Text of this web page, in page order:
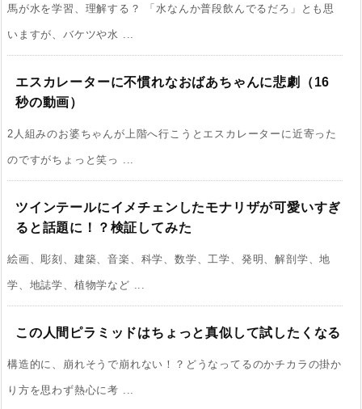
馬が水を学習、理解する？ 「水なんか普段飲んでるだろ」とも思
いますが、バケツや水 ...
エスカレーターに不慣れなおばあちゃんに悲劇（16
秒の動画）
2人組みのお婆ちゃんが上階へ行こうとエスカレーターに近寄った
のですがちょっと笑っ ...
ツインテールにイメチェンしたモナリザが可愛いすぎ
ると話題に！？検証してみた
絵画、彫刻、建築、音楽、科学、数学、工学、発明、解剖学、地
学、地誌学、植物学など ...
この人間ピラミッドはちょっと真似して試したくなる
構造的に、崩れそうで崩れない！？どうなってるのかチカラの掛か
り方を思わず熱心に考 ...